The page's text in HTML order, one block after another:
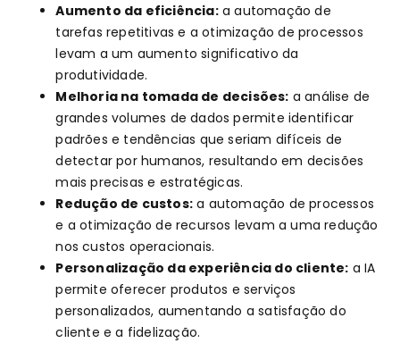
Aumento da eficiência:a automação de
tarefas repetitivas e a otimização de processos
levam a um aumento significativo da
produtividade.
Melhoria na tomada de decisões: a análise de
grandes volumes de dados permite identificar
padrões e tendências que seriam difíceis de
detectar por humanos, resultando em decisões
mais precisas e estratégicas.
Redução de custos: a automação de processos
e a otimização de recursos levam a uma redução
nos custos operacionais.
Personalização da experiência do cliente: a IA
permite oferecer produtos e serviços
personalizados, aumentando a satisfação do
cliente e a fidelização.